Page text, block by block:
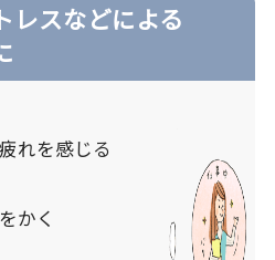
レスなどによる
れを感じる
かく